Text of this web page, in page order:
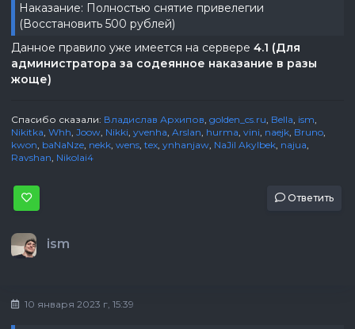
Наказание: Полностью снятие привелегии
(Восстановить 500 рублей)
Данное правило уже имеется на сервере 4.1 (Для
администратора за содеянное наказание в разы
жоще)
Спасибо сказали: Владислав Архипов, golden_cs.ru, Bella, ism,
Nikitka, Whh, Joow, Nikki, yvenha, Arslan, hurma, vini, naejk, Bruno,
kwon, baNaNze, nekk, wens, tex, ynhanjaw, NaJil Akylbek, najua,
Ravshan, Nikolai4
Ответить
ism
10 января 2023 г, 15:39